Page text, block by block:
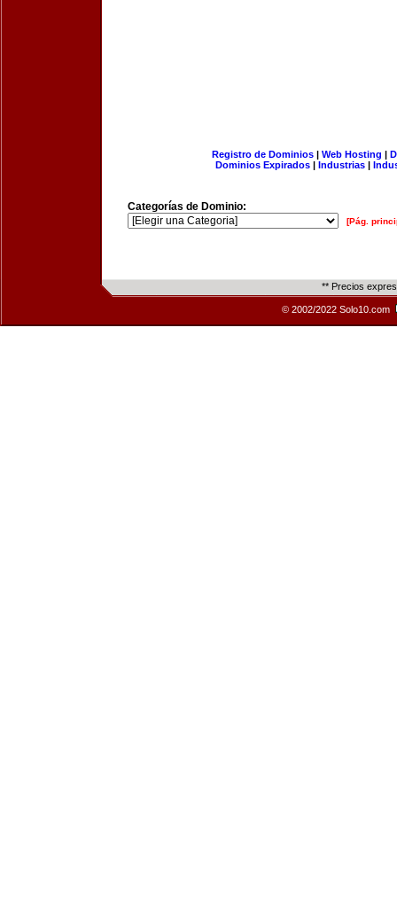
Registro de Dominios| Web Hosting |
Dominios Expirados | Industrias |
Categorías de Dominio:
[Pág.
** Precios
© 2002/2022 Solo10.com